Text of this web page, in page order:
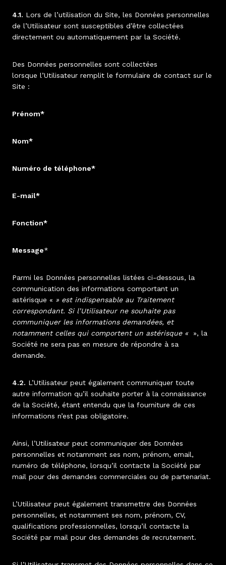
4.1. Lors de l’utilisation du Site, les Données personnelles
de l’Utilisateur sont susceptibles d’être collectées
directement ou automatiquement par la Société.
Des Données personnelles sont collectées
lorsque l’Utilisateur remplit le formulaire de contact sur le
Site :
Prénom*
Nom*
Numéro de téléphone*
E-mail*
Fonction*
Message*
Parmi les Données personnelles listées ci-dessous, la
communication des informations comportant un
astérisque « » est indispensable au Traitement
correspondant. Si l’Utilisateur ne souhaite pas
communiquer les informations demandées, et
notamment celles qui comportent un astérisque «
», la
Société ne sera pas en mesure de répondre à sa
demande.
4.2. L’Utilisateur peut également communiquer toute
autre information qu’il souhaite porter à la connaissance
de la Société, étant entendu que la fourniture de ces
informations n’est pas obligatoire.
Ainsi, l’Utilisateur peut communiquer des Données
personnelles et notamment ses nom, prénom, email,
numéro de téléphone, lorsqu’il contacte la Société par
mail pour des demandes commerciales ou de partenariat.
L’Utilisateur peut également transmettre des Données
personnelles, et notamment ses nom, prénom, CV,
qualifications professionnelles, lorsqu’il contacte la
Société par mail pour des demandes de recrutement.